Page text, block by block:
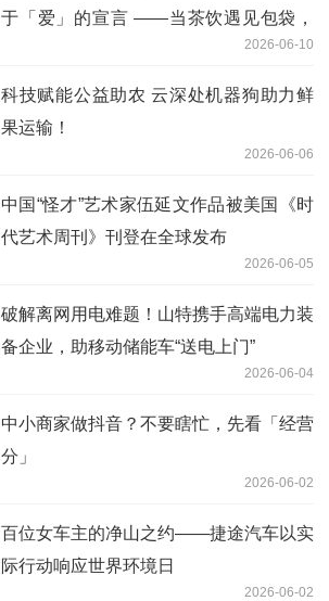
于「爱」的宣言 ——当茶饮遇见包袋，
2026-06-10
科技赋能公益助农 云深处机器狗助力鲜
果运输！
2026-06-06
中国“怪才”艺术家伍延文作品被美国《时
代艺术周刊》刊登在全球发布
2026-06-05
破解离网用电难题！山特携手高端电力装
备企业，助移动储能车“送电上门”
2026-06-04
中小商家做抖音？不要瞎忙，先看「经营
分」
2026-06-02
百位女车主的净山之约——捷途汽车以实
际行动响应世界环境日
2026-06-02